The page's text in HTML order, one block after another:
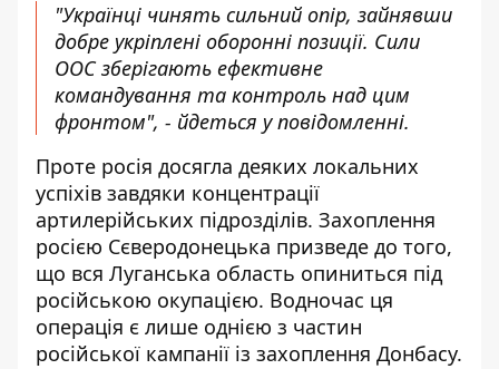
"Українці чинять сильний опір, зайнявши
добре укріплені оборонні позиції. Сили
ООС зберігають ефективне
командування та контроль над цим
фронтом", - йдеться у повідомленні.
Проте росія досягла деяких локальних
успіхів завдяки концентрації
артилерійських підрозділів. Захоплення
росією Сєверодонецька призведе до того,
що вся Луганська область опиниться під
російською окупацією. Водночас ця
операція є лише однією з частин
російської кампанії із захоплення Донбасу.